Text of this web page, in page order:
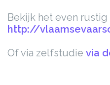
Bekijk het even
http://
Of via zelfstudie via